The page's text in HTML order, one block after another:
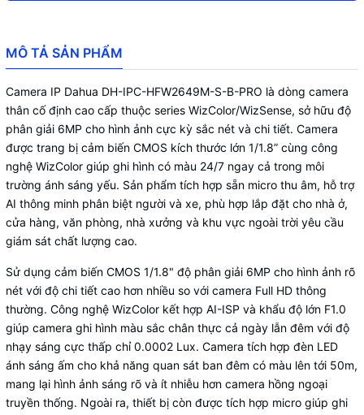
MÔ TẢ SẢN PHẨM
Camera IP Dahua DH-IPC-HFW2649M-S-B-PRO là dòng camera
thân cố định cao cấp thuộc series WizColor/WizSense, sở hữu độ
phân giải 6MP cho hình ảnh cực kỳ sắc nét và chi tiết. Camera
được trang bị cảm biến CMOS kích thước lớn 1/1.8” cùng công
nghệ WizColor giúp ghi hình có màu 24/7 ngay cả trong môi
trường ánh sáng yếu. Sản phẩm tích hợp sẵn micro thu âm, hỗ trợ
AI thông minh phân biệt người và xe, phù hợp lắp đặt cho nhà ở,
cửa hàng, văn phòng, nhà xưởng và khu vực ngoài trời yêu cầu
giám sát chất lượng cao.
Sử dụng cảm biến CMOS 1/1.8" độ phân giải 6MP cho hình ảnh rõ
nét với độ chi tiết cao hơn nhiều so với camera Full HD thông
thường. Công nghệ WizColor kết hợp AI-ISP và khẩu độ lớn F1.0
giúp camera ghi hình màu sắc chân thực cả ngày lẫn đêm với độ
nhạy sáng cực thấp chỉ 0.0002 Lux. Camera tích hợp đèn LED
ánh sáng ấm cho khả năng quan sát ban đêm có màu lên tới 50m,
mang lại hình ảnh sáng rõ và ít nhiễu hơn camera hồng ngoại
truyền thống. Ngoài ra, thiết bị còn được tích hợp micro giúp ghi